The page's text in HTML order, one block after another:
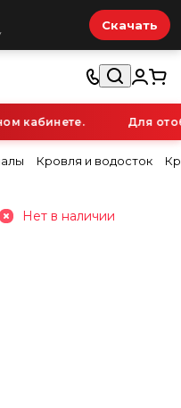
Скачать
кабинете. Для
Кровля и водосток
Нет в наличии